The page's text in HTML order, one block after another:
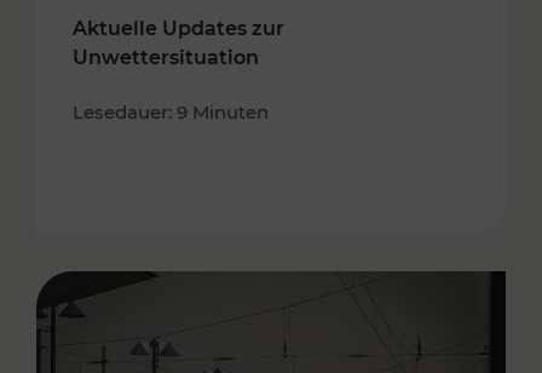
Aktuelle Updates zur
Unwettersituation
Lesedauer: 9 Minuten